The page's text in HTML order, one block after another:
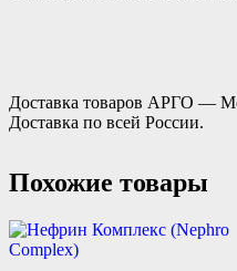
Доставка товаров АРГО —
Доставка по всей России.
Похожие товары